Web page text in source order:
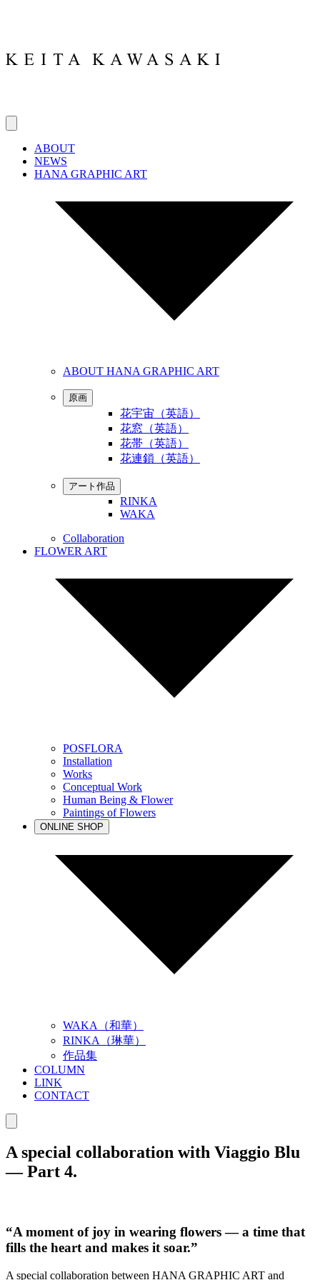
ABOUT
NEWS
HANA GRAPHIC ART
ABOUT HANA GRAPHIC ART
原画
花宇宙（英語）
花窓（英語）
花帯（英語）
花連鎖（英語）
アート作品
RINKA
WAKA
Collaboration
FLOWER ART
POSFLORA
Installation
Works
Conceptual Work
Human Being & Flower
Paintings of Flowers
ONLINE SHOP
WAKA（和華）
RINKA（琳華）
作品集
COLUMN
LINK
CONTACT
A special collaboration with Viaggio Blu
— Part 4.
“A moment of joy in wearing flowers — a time that
fills the heart and makes it soar.”
A special collaboration between HANA GRAPHIC ART and